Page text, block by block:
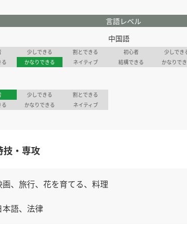
言語レベル
少しできる
割とできる
かなりできる ネイティブ
中国語
初心者 少しでき
結構できる
かなりで
少しできる
割とできる
かなりできる ネイティブ
技・専攻
、旅行、花を育てる、料理
語、法律